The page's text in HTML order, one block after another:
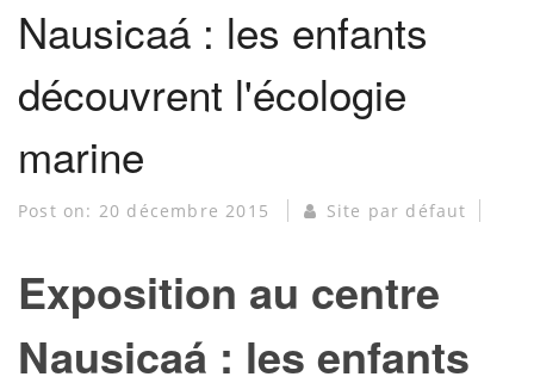
Nausicaá : les enfants
découvrent l'écologie
marine
Post on: 20 décembre 2015 Site par défaut
Exposition au centre
Nausicaá : les enfants